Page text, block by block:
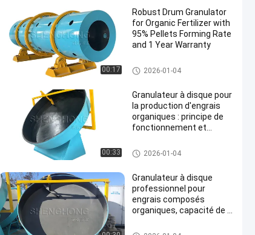
00:17
Robust Drum Granulator
for Organic Fertilizer with
95% Pellets Forming Rate
and 1 Year Warranty
granulatoire d'engrais organiq
ue
2026-01-04
00:33
Granulateur à disque pour
la production d'engrais
organiques : principe de
fonctionnement et
techniques
granulatoire d'engrais organiq
ue
2026-01-04
Granulateur à disque
professionnel pour
engrais composés
organiques, capacité de 1
granulatoire d'engrais organiq